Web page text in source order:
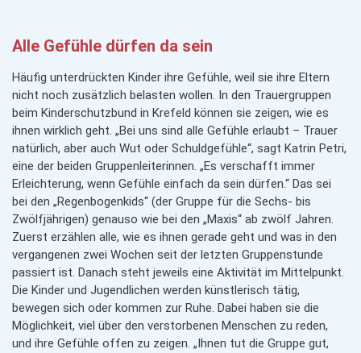
Alle Gefühle dürfen da sein
Häufig unterdrückten Kinder ihre Gefühle, weil sie ihre Eltern
nicht noch zusätzlich belasten wollen. In den Trauergruppen
beim Kinderschutzbund in Krefeld können sie zeigen, wie es
ihnen wirklich geht. „Bei uns sind alle Gefühle erlaubt – Trauer
natürlich, aber auch Wut oder Schuldgefühle“, sagt Katrin Petri,
eine der beiden Gruppenleiterinnen. „Es verschafft immer
Erleichterung, wenn Gefühle einfach da sein dürfen.“ Das sei
bei den „Regenbogenkids“ (der Gruppe für die Sechs- bis
Zwölfjährigen) genauso wie bei den „Maxis“ ab zwölf Jahren.
Zuerst erzählen alle, wie es ihnen gerade geht und was in den
vergangenen zwei Wochen seit der letzten Gruppenstunde
passiert ist. Danach steht jeweils eine Aktivität im Mittelpunkt.
Die Kinder und Jugendlichen werden künstlerisch tätig,
bewegen sich oder kommen zur Ruhe. Dabei haben sie die
Möglichkeit, viel über den verstorbenen Menschen zu reden,
und ihre Gefühle offen zu zeigen. „Ihnen tut die Gruppe gut,